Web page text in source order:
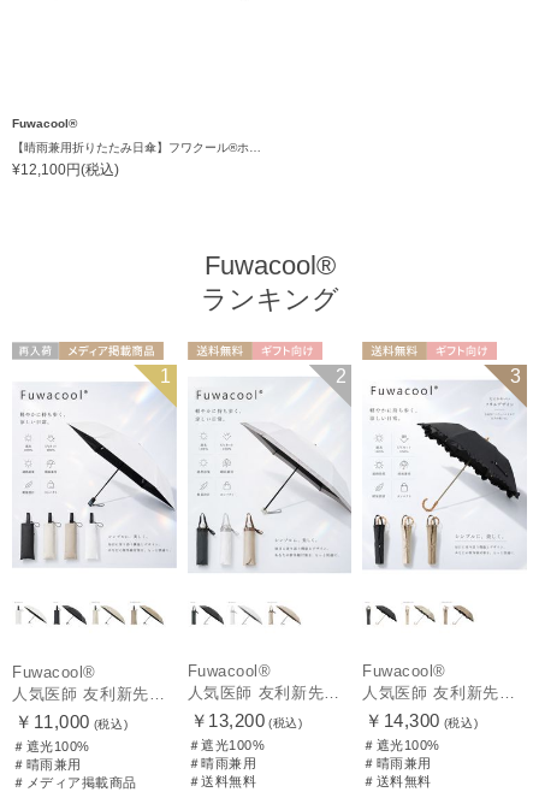
Fuwacool®
¥12,100円(税込)
Fuwacool®
ランキング
メディア掲載商 1
Fuwacool®
人気医師 友利新先生がほんきで作った”絶対に忘れない誰でも日傘”ワンタッチ開閉日傘【晴雨兼用折りたたみ日傘】フワクール® (Fuwacool®) 雨の日OK 軽量 遮光100% UV100％
￥11,000 (税込)
＃遮光100%
＃晴雨兼用
＃メディア掲載商品
ギフト向け
2
Fuwacool®
人気医師 友利新先生がほんきで作った”絶対に忘れない誰でも日傘” 50【晴雨兼用折りたたみ日傘】フワクール® (Fuwacool®) 雨の日OK 軽量 遮光100% UV100%
￥13,200 (税込)
＃遮光100%
＃晴雨兼用
＃送料無料
ギフト向け
WOMEN
3
Fuwacool®
人気医師 友利新先生がほんきで作った”絶対に忘れない誰でも日傘” エレガント派のバンブーフリル【晴雨兼用日傘】フワクール® (Fuwacool®) 雨の日OK 軽量 遮光100% UV100％
￥14,300 (税込)
＃遮光100%
＃晴雨兼用
＃送料無料